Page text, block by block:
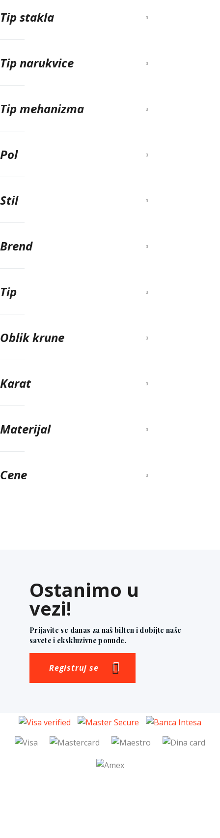
Tip stakla
Tip narukvice
Tip mehanizma
Pol
Stil
Brend
Tip
Oblik krune
Karat
Materijal
Cene
Ostanimo u
vezi!
Prijavite se danas za naš bilten i dobijte naše
savete i ekskluzivne ponude.
Registruj se